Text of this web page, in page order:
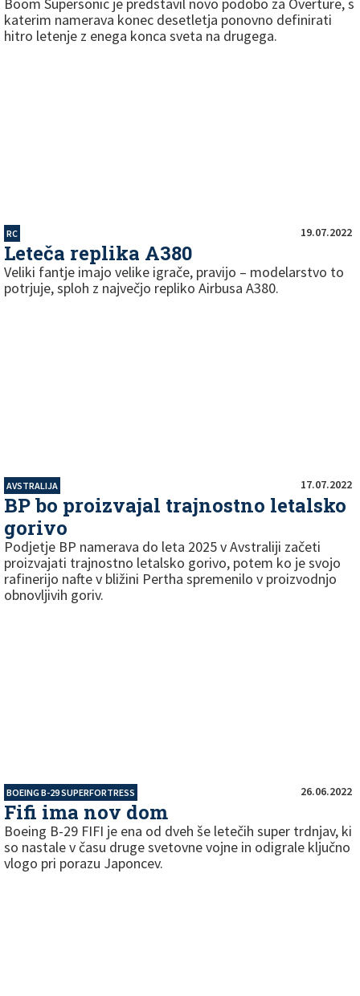
katerim namerava konec desetletja ponovno definirati
hitro letenje z enega konca sveta na drugega.
RC 19.07.2022
Leteča replika A380
Veliki fantje imajo velike igrače, pravijo – modelarstvo to
potrjuje, sploh z največjo repliko Airbusa A380.
AVSTRALIJA 17.07.2022
BP bo proizvajal trajnostno letalsko
gorivo
Podjetje BP namerava do leta 2025 v Avstraliji začeti
proizvajati trajnostno letalsko gorivo, potem ko je svojo
rafinerijo nafte v bližini Pertha spremenilo v proizvodnjo
obnovljivih goriv.
BOEING B-29 SUPERFORTRESS 26.06.2022
Fifi ima nov dom
Boeing B-29 FIFI je ena od dveh še letečih super trdnjav, ki
so nastale v času druge svetovne vojne in odigrale ključno
vlogo pri porazu Japoncev.